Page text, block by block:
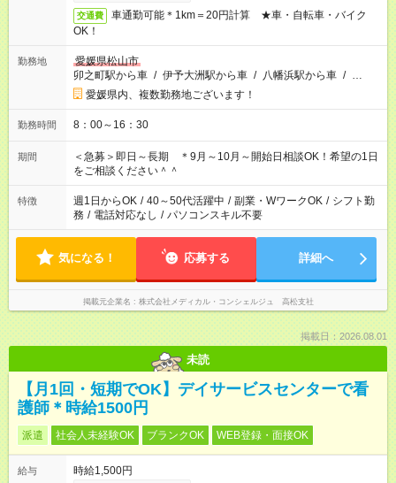
交通費
車通勤可能＊1km＝20円計算 ★車・自転車・バイク
OK！
勤務地
愛媛県松山市
卯之町駅から車 / 伊予大洲駅から車 / 八幡浜駅から車 / …
愛媛県内、複数勤務地ございます！
勤務時間 8：00～16：30
期間
＜急募＞即日～長期 ＊9月～10月～開始日相談OK！希望の1日
をご相談ください＾＾
特徴 週1日からOK / 40～50代活躍中 / 副業・WワークOK / シフト勤
務 / 電話対応なし / パソコンスキル不要
気になる！ 応募する 詳細へ
掲載元企業名 株式会社メディカル・コンシェルジュ 高松支社
掲載日：2026.08.01
未読
【月1回・短期でOK】デイサービスセンターで看
護師＊時給1500円
派遣 社会人未経験OK ブランクOK WEB登録・面接OK
給与
時給1,500円